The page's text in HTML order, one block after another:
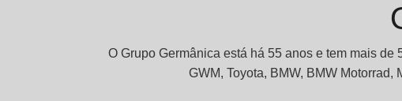
O Grupo Germânica está há 55 anos e tem mais
GWM, Toyota, BMW, BMW